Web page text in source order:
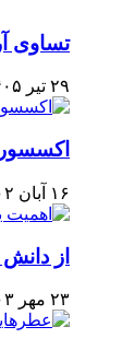
تساوی
۲۹ تیر ۱۴۰۵
۱۶ آبان ۱۴۰۲
از
۲۳ مهر ۱۴۰۳